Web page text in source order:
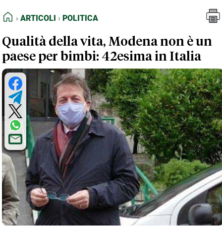
FEED RSS
NORMATIVE DEONTOLOGICHE
TERMINI e CONDIZIONI
HOME
ARTICOLI POLITICA
Qualità della vita, Modena non è un
paese per bimbi: 42esima in Italia